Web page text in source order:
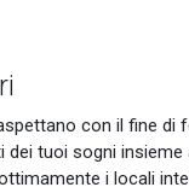
con il fine di
tuoi sogni
i locali